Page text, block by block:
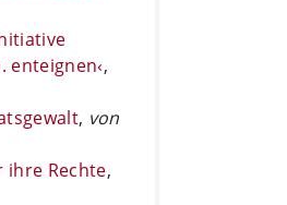
enteignen‹,
, von
ihre Rechte,